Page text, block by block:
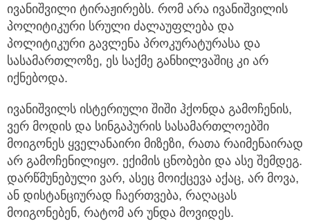
ივანიშვილი ტირაჟირებს. რომ არა ივანიშვილის
პოლიტიკური სრული ძალაუფლება და
პოლიტიკური გავლენა პროკურატურასა და
სასამართლოზე, ეს საქმე განხილვაშიც კი არ
იქნებოდა.
ივანიშვილს ისტერიული შიში ჰქონდა გამოჩენის,
ვერ მოდის და სინგაპურის სასამართლოებში
მოიგონეს ყველანაირი მიზეზი, რათა რაიმენაირად
არ გამოჩენილიყო. ექიმის ცნობები და ასე შემდეგ.
დარწმუნებული ვარ, ასეც მოიქცევა აქაც, არ მოვა,
ან დისტანციურად ჩაერთვება, რაღაცას
მოიგონებენ, რატომ არ უნდა მოვიდეს.